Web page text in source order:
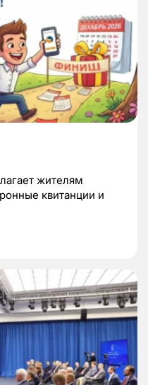
жителям
квитанции и